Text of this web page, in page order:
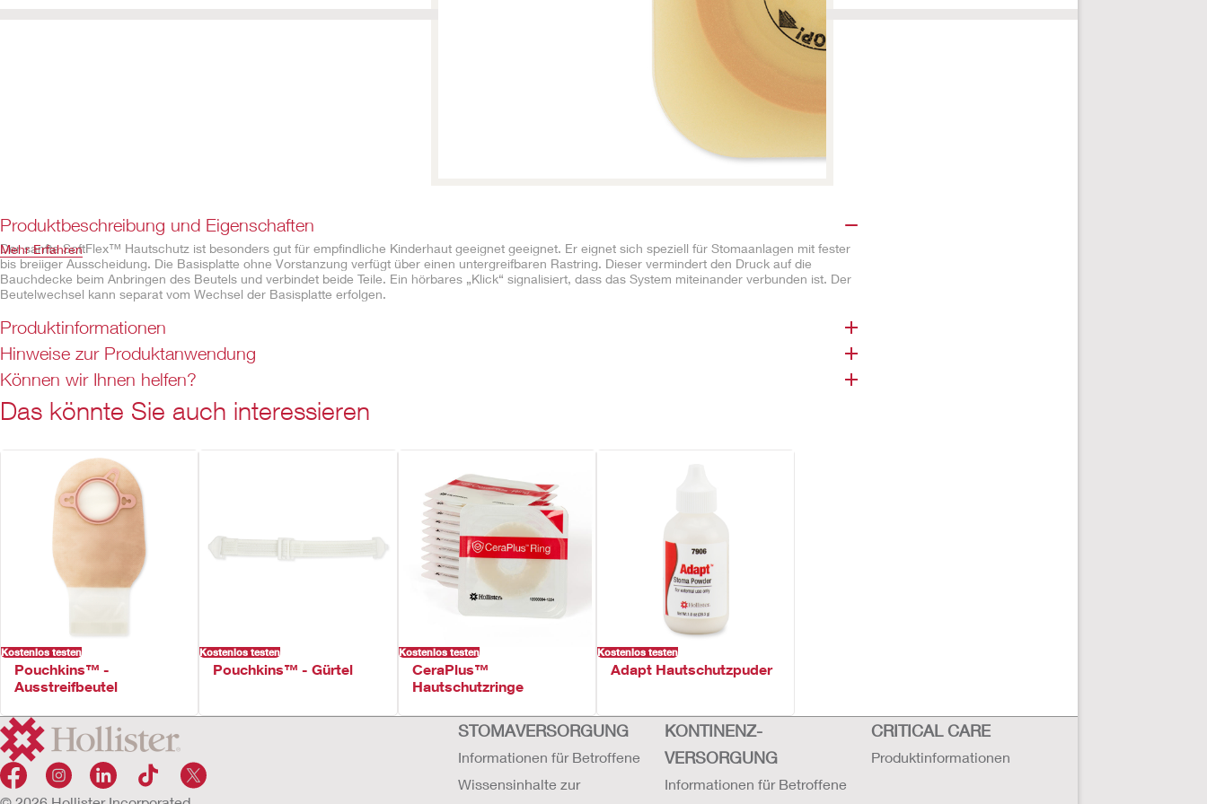
Produktbeschreibung und Eigenschaften
Der sanfte SoftFlex™ Hautschutz ist besonders gut für empfindliche Kinderhaut geeignet geeignet. Er eignet sich speziell für Stomaanlagen mit fester
bis breiiger Ausscheidung. Die Basisplatte ohne Vorstanzung verfügt über einen untergreifbaren Rastring. Dieser vermindert den Druck auf die
Bauchdecke beim Anbringen des Beutels und verbindet beide Teile. Ein hörbares „Klick“ signalisiert, dass das System miteinander verbunden ist. Der
Beutelwechsel kann separat vom Wechsel der Basisplatte erfolgen.
Eigenschaften
Hautschutzplatte ohne Vorstanzung
Kombinierbar mit Beuteln der Rastringgrößen 45mm
Mehr Erfahren
Produktinformationen
Hinweise zur Produktanwendung
Können wir Ihnen helfen?
Das könnte Sie auch interessieren
Kostenlos testen
Pouchkins™ -
Ausstreifbeutel
Kostenlos testen
Pouchkins™ - Gürtel
Kostenlos testen
CeraPlus™
Hautschutzringe
Kostenlos testen
Adapt Hautschutzpuder
STOMAVERSORGUNG
Informationen für Betroffene
Wissensinhalte zur
KONTINENZ-
VERSORGUNG
Informationen für Betroffene
CRITICAL CARE
Produktinformationen